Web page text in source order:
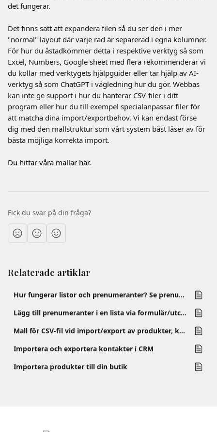
det fungerar.
Det finns sätt att expandera filen så du ser den i mer
"normal" layout där varje rad är separerad i egna kolumner.
För hur du åstadkommer detta i respektive verktyg så som
Excel, Numbers, Google sheet med flera rekommenderar vi
du kollar med verktygets hjälpguider eller tar hjälp av AI-
verktyg så som ChatGPT i vägledning hur du gör. Webbas
kan inte ge support i hur du hanterar CSV-filer i ditt
program eller hur du till exempel specialanpassar filer för
att matcha dina import/exportbehov. Vi kan endast förse
dig med den mallstruktur som vårt system bäst läser av för
bästa möjliga korrekta import.
Du hittar våra mallar här.
Fick du svar på din fråga?
Relaterade artiklar
Hur fungerar listor och prenumeranter? Se prenumerantstatus, lägg till/ta bort prenumeranter/listor
Lägg till prenumeranter i en lista via formulär/utcheckning/quiz
Mall för CSV-fil vid import/export av produkter, kontakter och prenumeranter
Importera och exportera kontakter i CRM
Importera produkter till din butik